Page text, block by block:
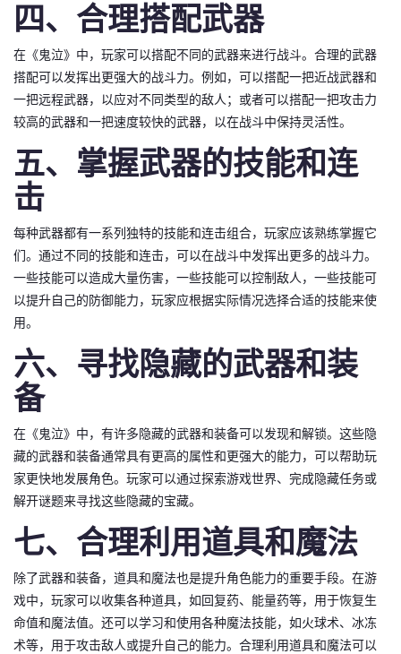
四、合理搭配武器
在《鬼泣》中，玩家可以搭配不同的武器来进行战斗。合理的武器
搭配可以发挥出更强大的战斗力。例如，可以搭配一把近战武器和
一把远程武器，以应对不同类型的敌人；或者可以搭配一把攻击力
较高的武器和一把速度较快的武器，以在战斗中保持灵活性。
五、掌握武器的技能和连
击
每种武器都有一系列独特的技能和连击组合，玩家应该熟练掌握它
们。通过不同的技能和连击，可以在战斗中发挥出更多的战斗力。
一些技能可以造成大量伤害，一些技能可以控制敌人，一些技能可
以提升自己的防御能力，玩家应根据实际情况选择合适的技能来使
用。
六、寻找隐藏的武器和装
备
在《鬼泣》中，有许多隐藏的武器和装备可以发现和解锁。这些隐
藏的武器和装备通常具有更高的属性和更强大的能力，可以帮助玩
家更快地发展角色。玩家可以通过探索游戏世界、完成隐藏任务或
解开谜题来寻找这些隐藏的宝藏。
七、合理利用道具和魔法
除了武器和装备，道具和魔法也是提升角色能力的重要手段。在游
戏中，玩家可以收集各种道具，如回复药、能量药等，用于恢复生
命值和魔法值。还可以学习和使用各种魔法技能，如火球术、冰冻
术等，用于攻击敌人或提升自己的能力。合理利用道具和魔法可以